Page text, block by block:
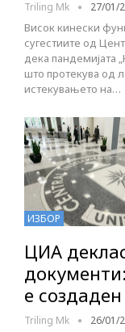
Triling Mk 27/01/
Висок кинески
сугестиите од
дека пандемијата
што протекува од
истекувањето на…
ИЗБОР
ЦИА
е
Triling Mk 26/01/